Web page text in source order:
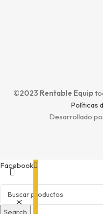
©2023 Rentable Equip
Políticas
Desarrollado
Search
Facebook
X